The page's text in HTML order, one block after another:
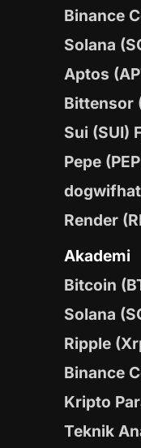
Binance
Solana
Aptos
Bittensor
Sui (SUI)
Pepe
dogwifhat
Render
Akademi
Bitcoin
Solana
Ripple
Binance
Kripto
Teknik